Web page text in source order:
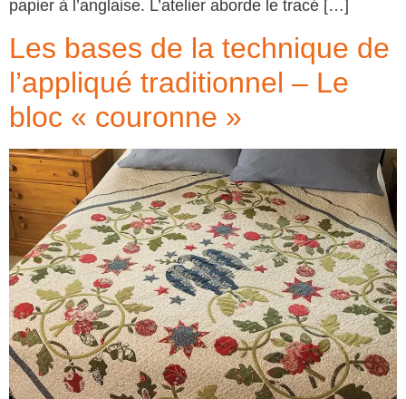
papier à l’anglaise. L’atelier aborde le tracé […]
Les bases de la technique de
l’appliqué traditionnel – Le
bloc « couronne »